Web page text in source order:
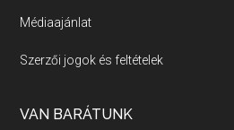
Villány, kékfrankos, Jackfall
Apr 17, 2026 • 00:35:38
Médiaajánlat
Szerzői jogok és feltételek
VAN BARÁTUNK